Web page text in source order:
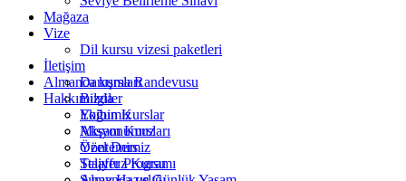
Mağaza
Vize
Dil kursu vizesi paketleri
İletişim
Danışma Randevusu
Hakkımızda
Ekibimiz
Misyonumuz
Yöntemimiz
Stajyer Programı
Almanca kursları
Bilgiler
Yoğun Kurslar
Akşam Kursları
Özel Ders
Telaffuz Kursu